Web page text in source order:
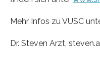
Mehr Infos zu VUSC
Dr. Steven Arzt,